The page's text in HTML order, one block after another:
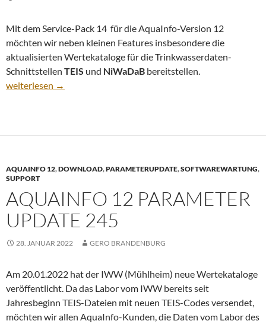
Mit dem Service-Pack 14 für die AquaInfo-Version 12
möchten wir neben kleinen Features insbesondere die
aktualisierten Wertekataloge für die Trinkwasserdaten-
Schnittstellen TEIS und NiWaDaB bereitstellen.
AquaInfo 12 Service Pack 14
weiterlesen →
AQUAINFO 12,DOWNLOAD,PARAMETERUPDATE,SOFTWAREWARTUNG,
SUPPORT
AQUAINFO 12 PARAMETER
UPDATE 245
28. JANUAR 2022 GERO BRANDENBURG
Am 20.01.2022 hat der IWW (Mühlheim) neue Wertekataloge
veröffentlicht. Da das Labor vom IWW bereits seit
Jahresbeginn TEIS-Dateien mit neuen TEIS-Codes versendet,
möchten wir allen AquaInfo-Kunden, die Daten vom Labor des